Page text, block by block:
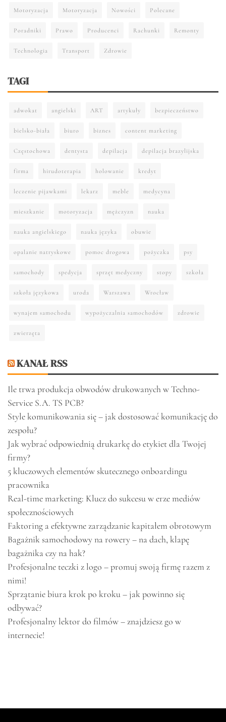
Motoryzacja Motoryzacja Nowości Polecane
Poradniki Prawo Producenci Rachunki Remonty
Technologia Transport Zdrowie
TAGI
adwokat angielski ART artykuły bezpieczeństwo
bielsko-biała biuro biznes content marketing
Częstochowa dentysta depilacja depilacja brazylijska
firma hirudoterapia holowanie kredyt
leczenie pijawkami lekarz meble medycyna
mieszkanie motoryzacja mężczyzn nauka
nauka angielskiego nauka języka obuwie
opalanie natryskowe pomoc drogowa pożyczka psy
samochody spedycja sprzęt medyczny stopy szkoła
szkoła językowa uroda Warszawa Wrocław
wynajem samochodu wypożyczalnia samochodów zdrowie
zwierzęta
KANAŁ RSS
Ile trwa produkcja obwodów drukowanych w Techno-
Service S.A. TS PCB?
Style komunikowania się – jak dostosować komunikację do
zespołu?
Jak wybrać odpowiednią drukarkę do etykiet dla Twojej
firmy?
5 kluczowych elementów skutecznego onboardingu
pracownika
Real-time marketing: Klucz do sukcesu w erze mediów
społecznościowych
Faktoring a efektywne zarządzanie kapitałem obrotowym
Bagażnik samochodowy na rowery – na dach, klapę
bagażnika czy na hak?
Profesjonalne teczki z logo – promuj swoją firmę razem z
nimi!
Sprzątanie biura krok po kroku – jak powinno się
odbywać?
Profesjonalny lektor do filmów – znajdziesz go w
internecie!